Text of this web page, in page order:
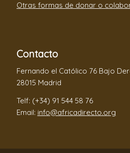
Otras formas de donar o
Contacto
Fernando el Católico 76 Bajo
28015 Madrid
Telf: (+34) 91 544 58 76
Email: info@africadirecto.org